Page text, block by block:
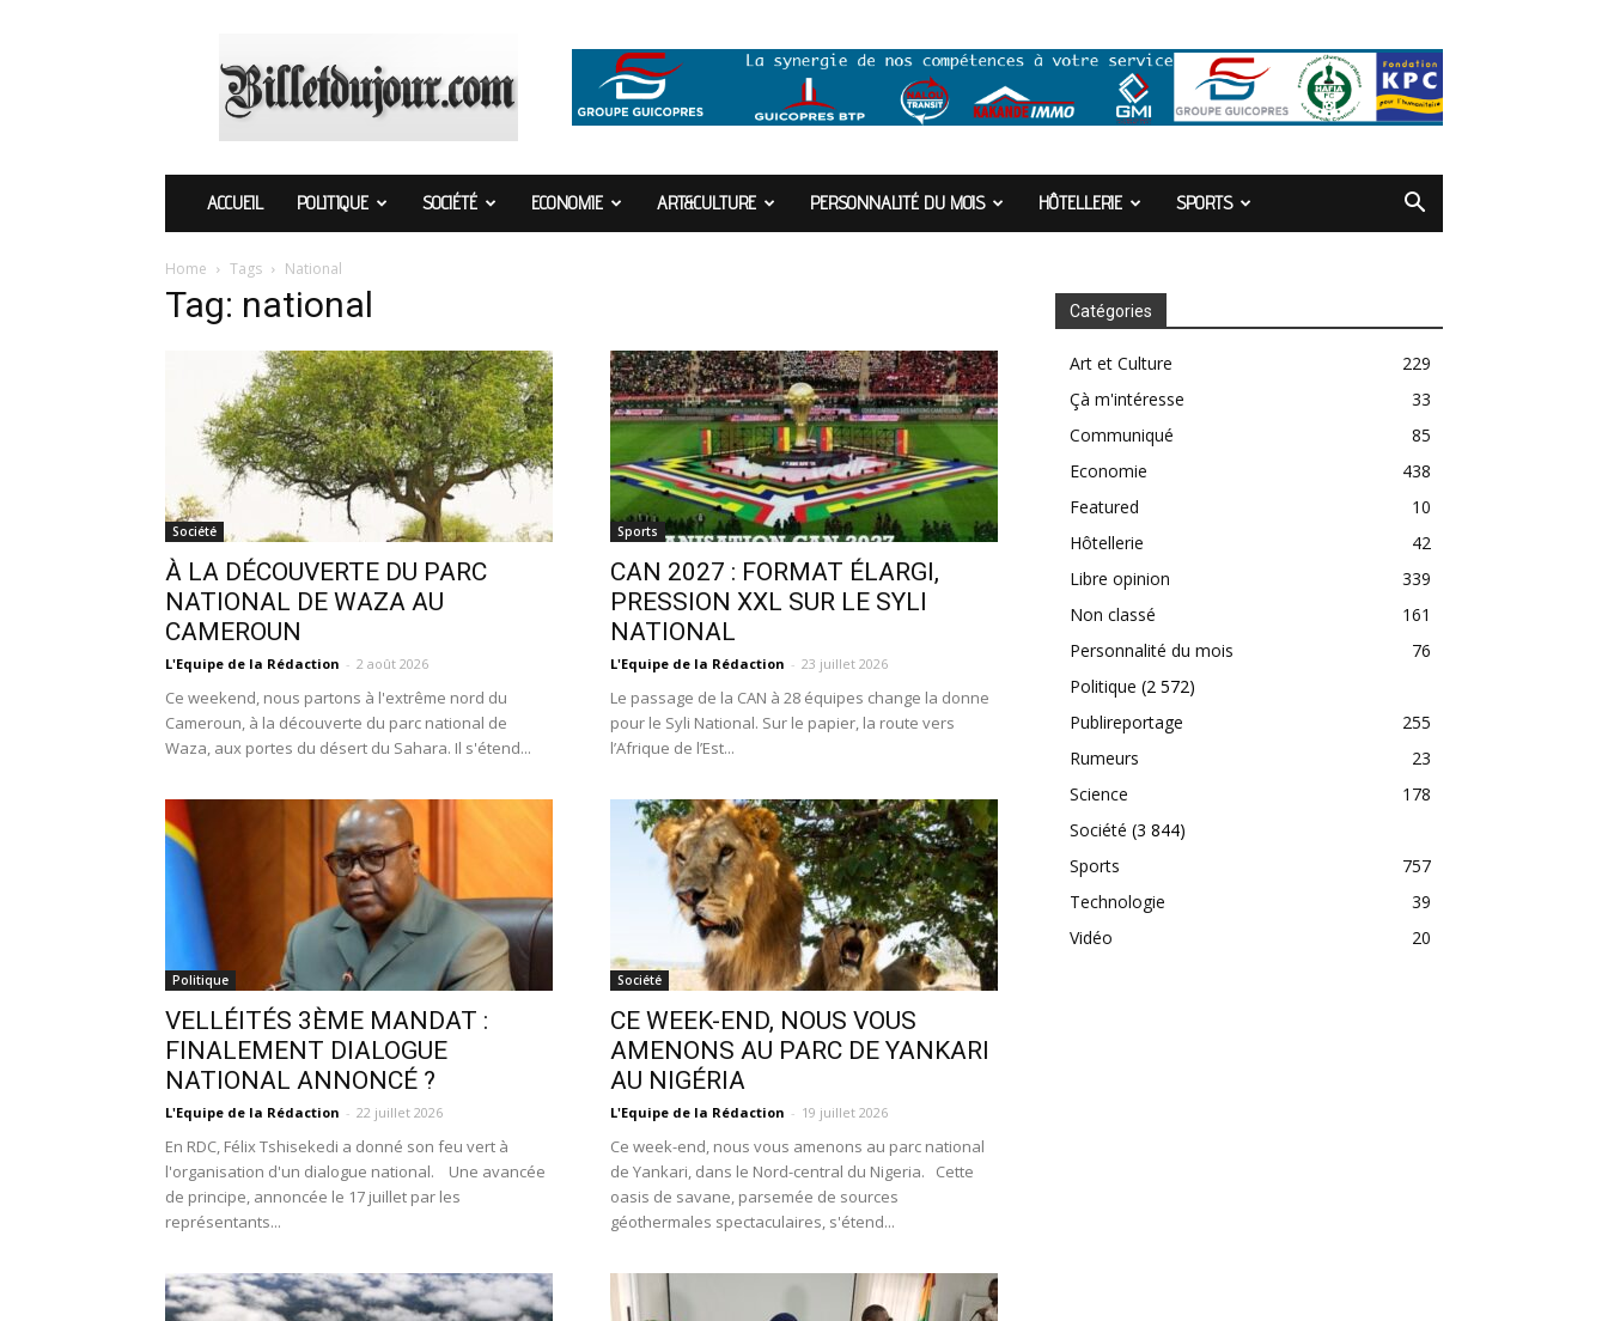
ACCUEIL POLITIQUE SOCIÉTÉ ECONOMIE ART&CULTURE PERSONNALITÉ DU MOIS HÔTELLERIE SPORTS
Home Tags National
Tag: national
Société
À LA DÉCOUVERTE DU PARC
NATIONAL DE WAZA AU
CAMEROUN
L'Equipe de la Rédaction - 2 août 2026
Ce weekend, nous partons à l'extrême nord du
Cameroun, à la découverte du parc national de
Waza, aux portes du désert du Sahara. Il s'étend...
Sports
CAN 2027 : FORMAT ÉLARGI,
PRESSION XXL SUR LE SYLI
NATIONAL
L'Equipe de la Rédaction - 23 juillet 2026
Le passage de la CAN à 28 équipes change la donne
pour le Syli National. Sur le papier, la route vers
l’Afrique de l’Est...
Politique
VELLÉITÉS 3ÈME MANDAT :
FINALEMENT DIALOGUE
NATIONAL ANNONCÉ ?
L'Equipe de la Rédaction - 22 juillet 2026
En RDC, Félix Tshisekedi a donné son feu vert à
l'organisation d'un dialogue national. Une avancée
de principe, annoncée le 17 juillet par les
représentants...
Société
CE WEEK-END, NOUS VOUS
AMENONS AU PARC DE YANKARI
AU NIGÉRIA
L'Equipe de la Rédaction - 19 juillet 2026
Ce week-end, nous vous amenons au parc national
de Yankari, dans le Nord-central du Nigeria. Cette
oasis de savane, parsemée de sources
géothermales spectaculaires, s'étend...
Catégories
Art et Culture
229
Çà m'intéresse
33
Communiqué
85
Economie
438
Featured
10
Hôtellerie
42
Libre opinion
339
Non classé
161
Personnalité du mois
76
Politique (2 572)
Publireportage
255
Rumeurs
23
Science
178
Société (3 844)
Sports
757
Technologie
39
Vidéo
20